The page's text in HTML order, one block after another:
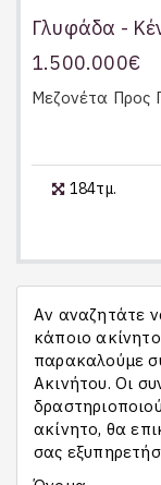
Γλυφάδα -
1.500.000€
Μεζονέτα Προς
184τμ.
Αν αναζητάτε
κάποιο
παρακαλούμε
Ακινήτου. Οι
ακίνητο, θα
σας